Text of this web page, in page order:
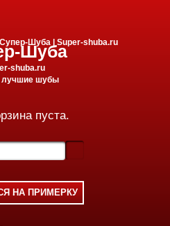
Шуба
shuba.ru
лучшие шубы
пуста.
.